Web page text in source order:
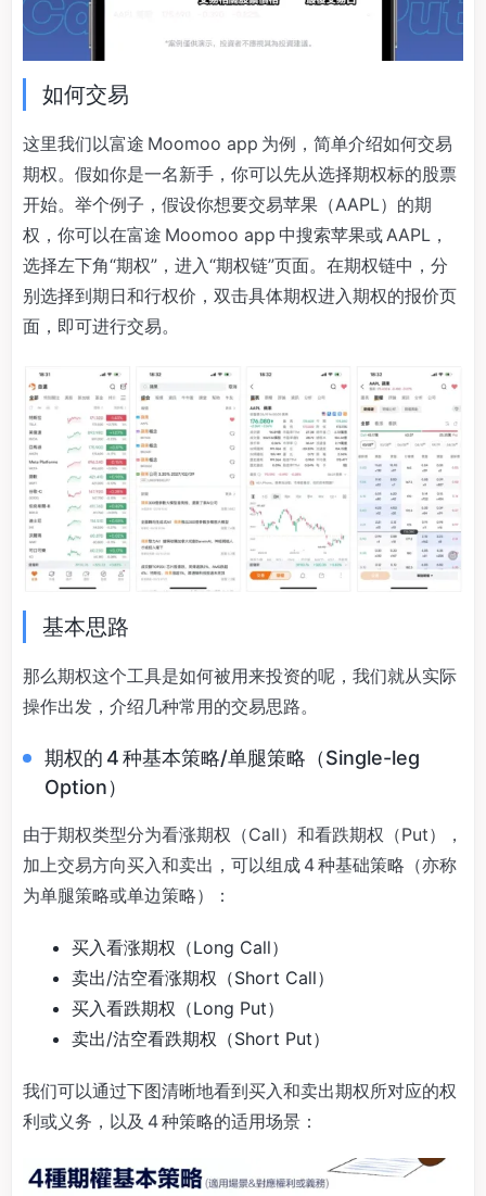
如何交易
这里我们以富途 Moomoo app 为例，简单介绍如何交易
期权。假如你是一名新手，你可以先从选择期权标的股票
开始。举个例子，假设你想要交易苹果（AAPL）的期
权，你可以在富途 Moomoo app 中搜索苹果或 AAPL，
选择左下角“期权”，进入“期权链”页面。在期权链中，分
别选择到期日和行权价，双击具体期权进入期权的报价页
面，即可进行交易。
基本思路
那么期权这个工具是如何被用来投资的呢，我们就从实际
操作出发，介绍几种常用的交易思路。
期权的 4 种基本策略/单腿策略（Single-leg
Option）
由于期权类型分为看涨期权（Call）和看跌期权（Put），
加上交易方向买入和卖出，可以组成 4 种基础策略（亦称
为单腿策略或单边策略）：
买入看涨期权（Long Call）
卖出/沽空看涨期权（Short Call）
买入看跌期权（Long Put）
卖出/沽空看跌期权（Short Put）
我们可以通过下图清晰地看到买入和卖出期权所对应的权
利或义务，以及 4 种策略的适用场景：